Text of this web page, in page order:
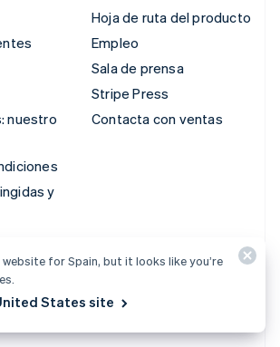
nuestro
y
Hoja de ruta del producto
Empleo
Sala de prensa
Stripe Press
Contacta con ventas
website for Spain, but it looks like you’re
States site